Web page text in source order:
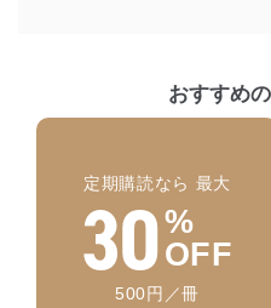
施し、個人情報の漏えい、
正に努めます。
個人データを取り扱
機器を取り扱う従業
の不要なアクセスを
アクセス者の識別と認証
機器に標準装備され
ーザーアカウント制
おすすめ
定期購読なら 最大
30%
OFF
500円／冊